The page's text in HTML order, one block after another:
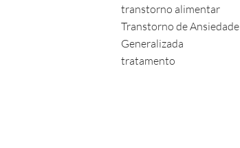
transtorno alimentar
Transtorno de Ansiedade
Generalizada
tratamento